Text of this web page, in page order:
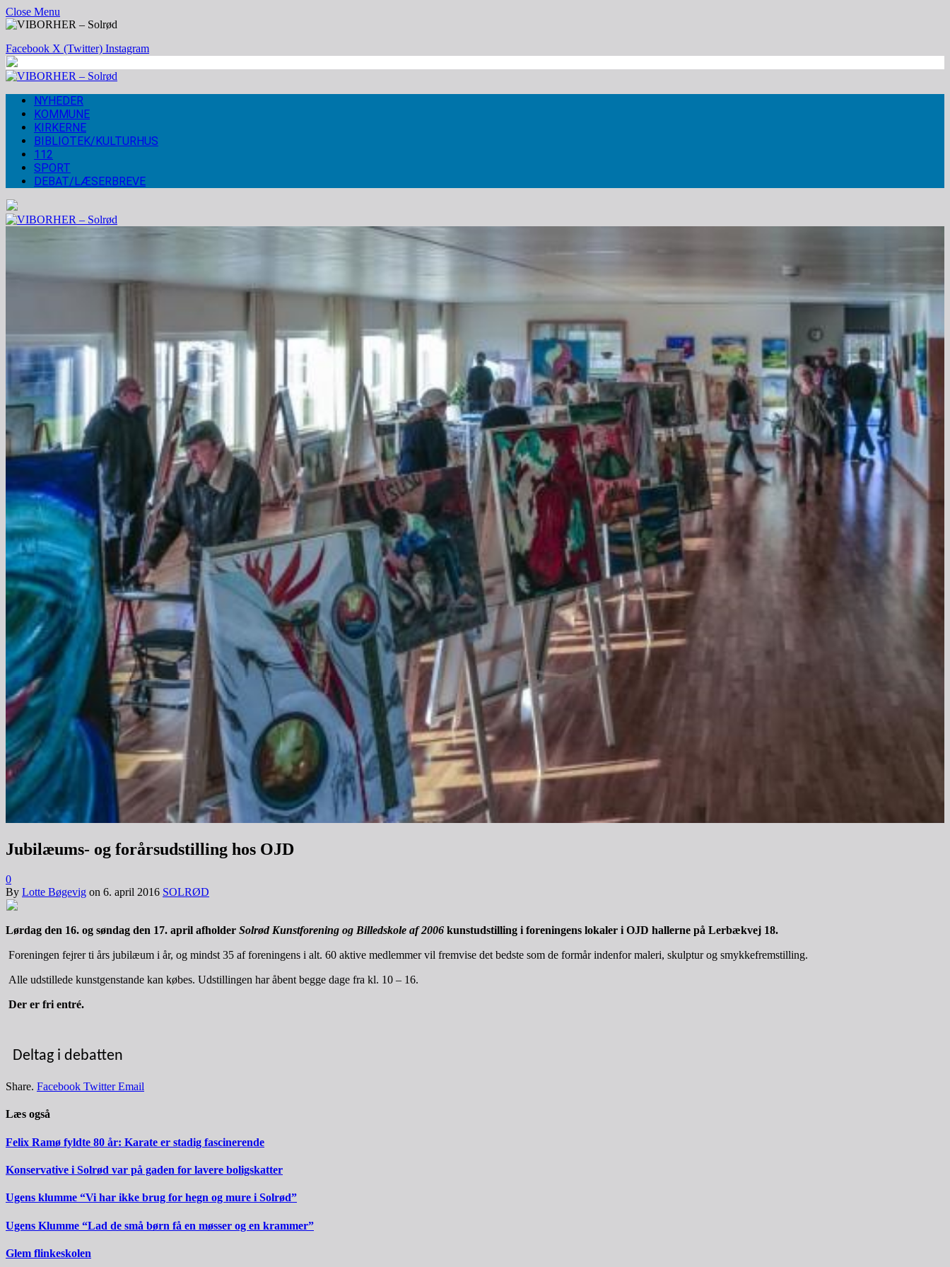
Close Menu
Facebook X (Twitter) Instagram
NYHEDER
KOMMUNE
KIRKERNE
BIBLIOTEK/KULTURHUS
112
SPORT
DEBAT/LÆSERBREVE
Jubilæums- og forårsudstilling hos OJD
0
By Lotte Bøgevig on 6. april 2016 SOLRØD
Lørdag den 16. og søndag den 17. april afholder Solrød Kunstforening og Billedskole af 2006 kunstudstilling i foreningens lokaler i OJD hallerne på Lerbækvej 18.
Foreningen fejrer ti års jubilæum i år, og mindst 35 af foreningens i alt. 60 aktive medlemmer vil fremvise det bedste som de formår indenfor maleri, skulptur og smykkefremstilling.
Alle udstillede kunstgenstande kan købes. Udstillingen har åbent begge dage fra kl. 10 – 16.
Der er fri entré.
Deltag i debatten
Share. Facebook Twitter Email
Læs også
Felix Ramø fyldte 80 år: Karate er stadig fascinerende
Konservative i Solrød var på gaden for lavere boligskatter
Ugens klumme “Vi har ikke brug for hegn og mure i Solrød”
Ugens Klumme “Lad de små børn få en møsser og en krammer”
Glem flinkeskolen